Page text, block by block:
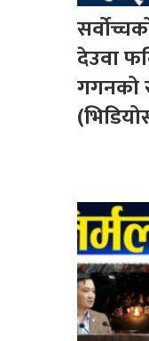
देउवा
गगनको